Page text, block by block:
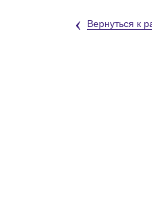
‹ Вернуться к